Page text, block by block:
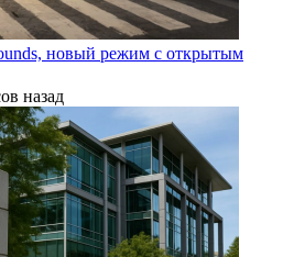
новый режим с открытым
назад